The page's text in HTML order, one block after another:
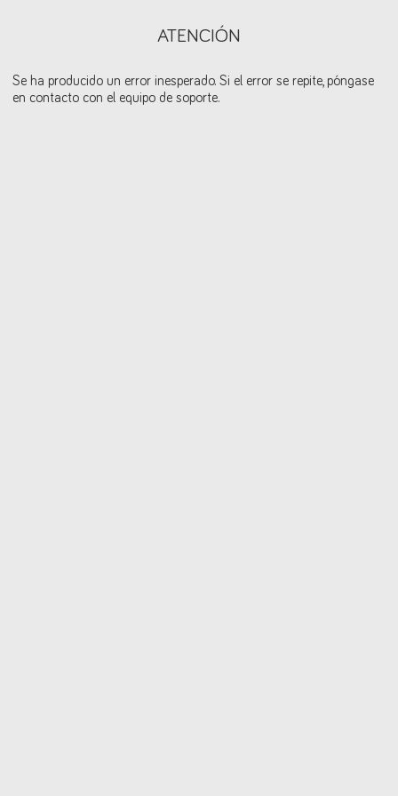
ATENCIÓN
Se ha producido un error inesperado. Si el error se repite, póngase
en contacto con el equipo de soporte.